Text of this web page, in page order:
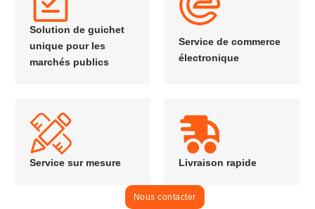
Solution de guichet
unique pour les
marchés publics
Service de commerce
électronique
Service sur mesure Livraison rapide
Nous contacter